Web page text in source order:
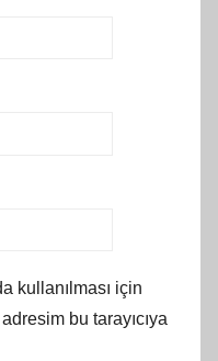
kullanılması için
bu tarayıcıya